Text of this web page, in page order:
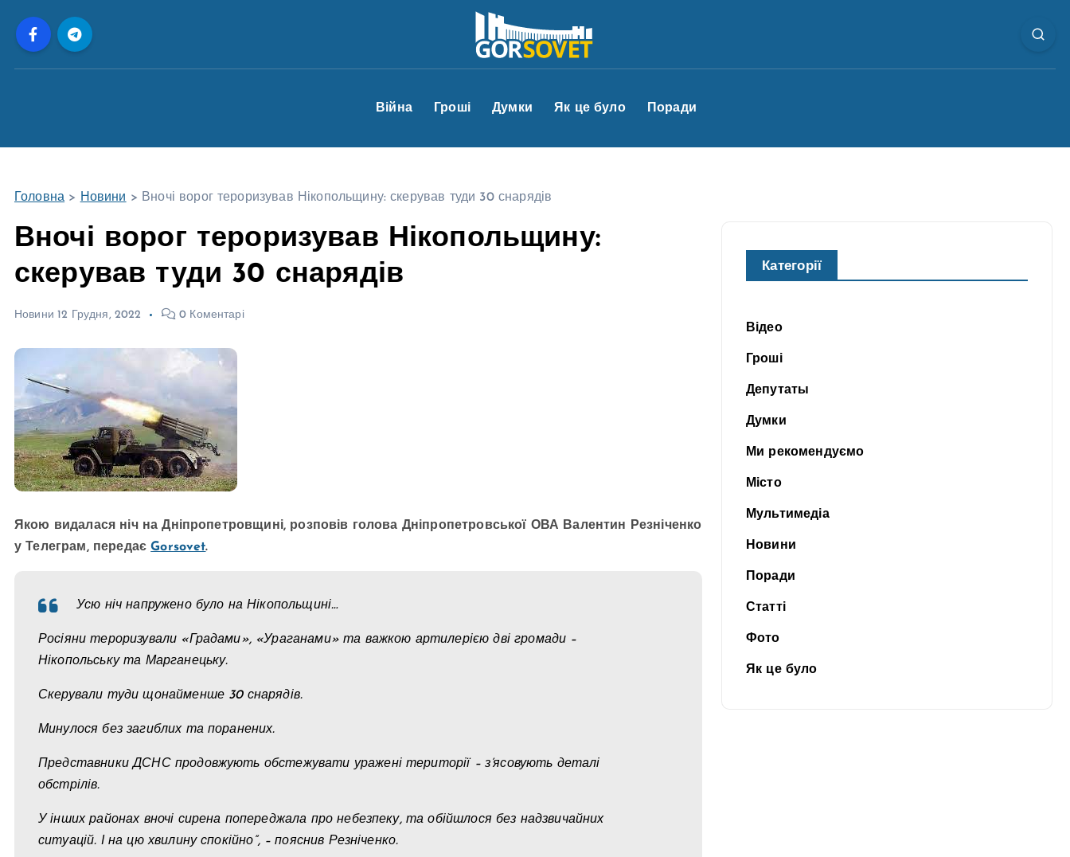
Війна Гроші Думки Як це було Поради
Головна > Новини > Вночі ворог тероризував Нікопольщину: скерував туди 30 снарядів
Вночі ворог тероризував Нікопольщину:
скерував туди 30 снарядів
Новини 12 Грудня, 2022 0 Коментарі
Якою видалася ніч на Дніпропетровщині, розповів голова Дніпропетровської ОВА Валентин Резніченко
у Телеграм, передаєGorsovet.
Усю ніч напружено було на Нікопольщині…
Росіяни тероризували «Градами», «Ураганами» та важкою артилерією дві громади –
Нікопольську та Марганецьку.
Скерували туди щонайменше 30 снарядів.
Минулося без загиблих та поранених.
Представники ДСНС продовжують обстежувати уражені території – з’ясовують деталі
обстрілів.
У інших районах вночі сирена попереджала про небезпеку, та обійшлося без надзвичайних
ситуацій. І на цю хвилину спокійно”, – пояснив Резніченко.
Категорії
Відео
Гроші
Депутаты
Думки
Ми рекомендуємо
Місто
Мультимедіа
Новини
Поради
Статті
Фото
Як це було